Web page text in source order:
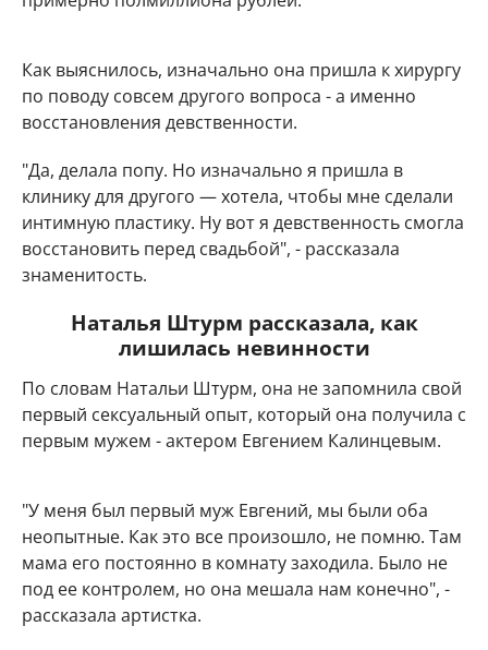
Как выяснилось, изначально она пришла к хирургу
по поводу совсем другого вопроса - а именно
восстановления девственности.
"Да, делала попу. Но изначально я пришла в
клинику для другого — хотела, чтобы мне сделали
интимную пластику. Ну вот я девственность смогла
восстановить перед свадьбой", - рассказала
знаменитость.
Наталья Штурм рассказала, как
лишилась невинности
По словам Натальи Штурм, она не запомнила свой
первый сексуальный опыт, который она получила с
первым мужем - актером Евгением Калинцевым.
"У меня был первый муж Евгений, мы были оба
неопытные. Как это все произошло, не помню. Там
мама его постоянно в комнату заходила. Было не
под ее контролем, но она мешала нам конечно", -
рассказала артистка.